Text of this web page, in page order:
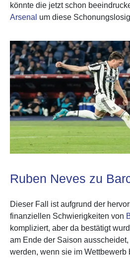
könnte die jetzt schon
Arsenal um diese
Ruben Neves zu
Dieser Fall ist aufgrund der
finanziellen Schwierigkeiten von
kompliziert, aber da bestätigt
am Ende der Saison
werden, wenn sie im Wettbewerb